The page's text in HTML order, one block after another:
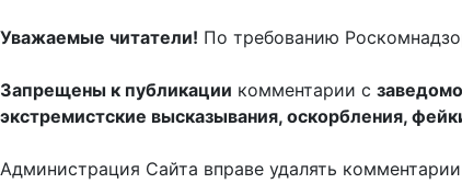
Уважаемые читатели! По требованию
Запрещены к публикации комментарии с
экстремистские высказывания, оскорбления,
Администрация Сайта вправе удалять